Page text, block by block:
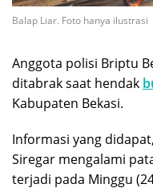
Balap Liar. Foto hanya ilustrasi
Anggota polisi Briptu
ditabrak saat hendak
Kabupaten Bekasi.
Informasi yang
Siregar mengalami
terjadi pada Minggu